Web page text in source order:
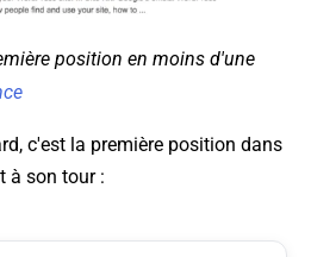
position en moins d'une
c'est la première position dans
à son tour :